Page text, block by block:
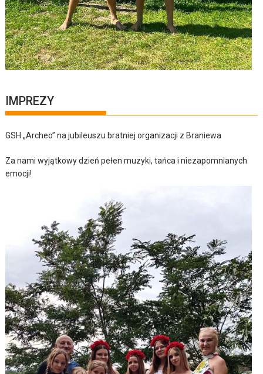
IMPREZY
GSH „Archeo” na jubileuszu bratniej organizacji z Braniewa
Za nami wyjątkowy dzień pełen muzyki, tańca i niezapomnianych
emocji!